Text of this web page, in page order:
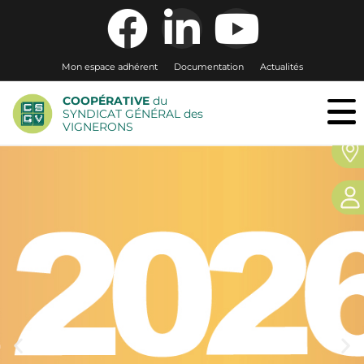
Mon espace adhérent Documentation Actualités
COOPÉRATIVE du
SYNDICAT GÉNÉRAL des
VIGNERONS